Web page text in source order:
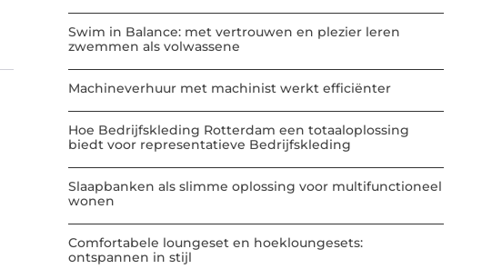
Swim in Balance: met vertrouwen en plezier leren
zwemmen als volwassene
Machineverhuur met machinist werkt efficiënter
Hoe Bedrijfskleding Rotterdam een totaaloplossing
biedt voor representatieve Bedrijfskleding
Slaapbanken als slimme oplossing voor multifunctioneel
wonen
Comfortabele loungeset en hoekloungesets:
ontspannen in stijl